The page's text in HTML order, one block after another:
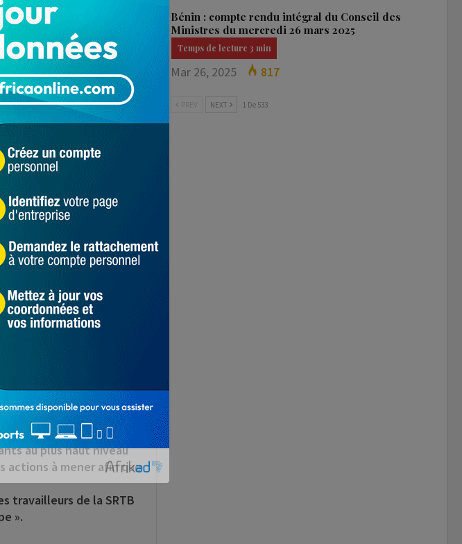
du Syndicat des
plus « délétères de
du personnel ;
de certains agents,
production et de
la mise en œuvre des
de budget de
».
ces
« la bonne
au plus haut niveau
actions à mener afin que
travailleurs de la SRTB
».
Bénin : compte rendu intégral du Conseil des
Ministres du mercredi 26 mars 2025
Mar 26, 2025 817
NEXT 1 De 533